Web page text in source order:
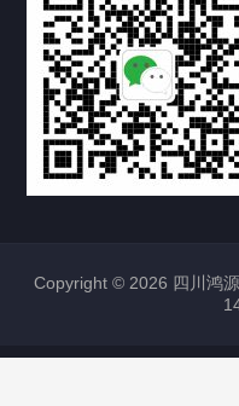
Copyright © 2026 四川鸿